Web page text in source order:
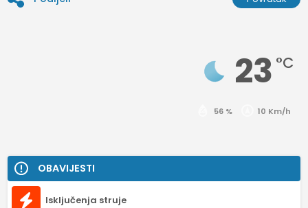
23 °C
56 % 10 Km/h
OBAVIJESTI
Isključenja struje